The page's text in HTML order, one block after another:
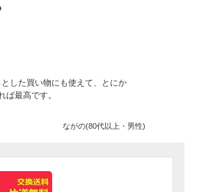
した買い物にも使えて、とにか
最高です。
ながの(80代以上・男性)